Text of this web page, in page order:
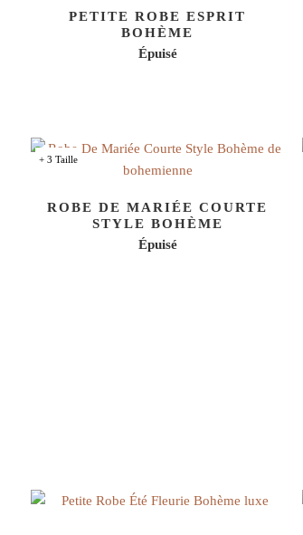
PETITE ROBE ESPRIT
BOHÈME
Épuisé
+ 3 Taille
ROBE DE MARIÉE COURTE
STYLE BOHÈME
Épuisé